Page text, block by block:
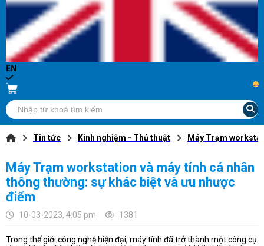
EN
...
Tin tức Kinh nghiệm - Thủ thuật Máy Trạm
Máy Trạm workstation và máy tính cá nhân
thông thường: sự khác biệt và ưu nhược
điểm
10-03-2023, 4:05 pm 1381
Trong thế giới công nghệ hiện đại, máy tính đã trở thành một công cụ